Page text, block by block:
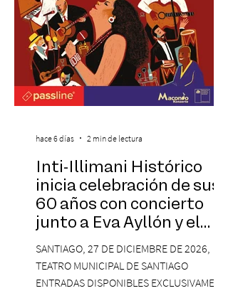
Inti-Illimani Histórico
inicia celebración de sus
60 años con concierto
junto a Eva Ayllón y el
Cuarteto Austral en el
Teatro Municipal de
Santiago
SANTIAGO, 27 DE DICIEMBRE DE 2026,
TEATRO MUNICIPAL DE SANTIAGO
ENTRADAS DISPONIBLES EXCLUSIVAMENTE
hace 6 días 2 min de lectura